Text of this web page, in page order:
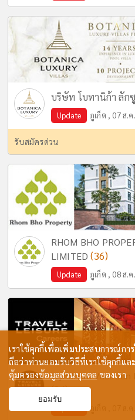
บริษัท โบทานิก้า ลัก
Update ภูเก็ต , 07 ส.ค
รับสมัครด่วน
RHOM BHO
LIMITED(36)
Update ภูเก็ต , 08 ส.ค
Wyndham Vacation
(24)
ภูเก็ต , 07 ส.ค.
เราใช้คุกกี้เพื่อเพิ่มประสบการณ์กา
ถือว่าท่านยอมรับวิธีที่เราใช้คุกกี้แ
คุ้มครองข้อมูลส่วนบุคคล ของเรา
ยอมรับ